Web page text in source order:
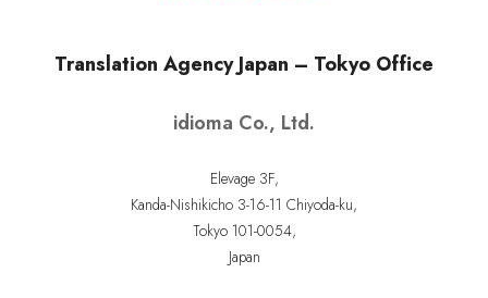
Translation Agency Japan – Tokyo Office
idioma Co., Ltd.
Elevage 3F,
Kanda-Nishikicho 3-16-11 Chiyoda-ku,
Tokyo 101-0054,
Japan